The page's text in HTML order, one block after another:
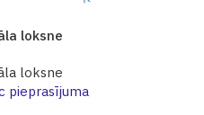
loksne
loksne
pieprasījuma